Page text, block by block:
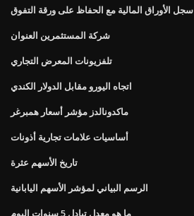
سجل الأوراق المالية مع الحفاظ على ورقة التفوق
شركة المستثمرين العنوان
تلفزيونات المعرض التجاري
اتجاه اليورو مقابل الدولار الكندي
ماكدونالدز مؤشر أسعار همبرغر
أساسيات علامات تجارية أذونات
تاريخ الأسهم عثرة
الرسم البياني لمؤشر الأسهم اليابانية
ما هو معدل تبادل 5 سنوات اليوم